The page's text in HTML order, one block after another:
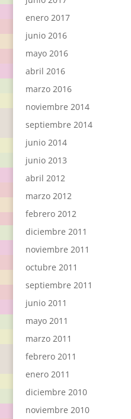
enero 2017
junio 2016
mayo 2016
abril 2016
marzo 2016
noviembre 2014
septiembre 2014
junio 2014
junio 2013
abril 2012
marzo 2012
febrero 2012
diciembre 2011
noviembre 2011
octubre 2011
septiembre 2011
junio 2011
mayo 2011
marzo 2011
febrero 2011
enero 2011
diciembre 2010
noviembre 2010